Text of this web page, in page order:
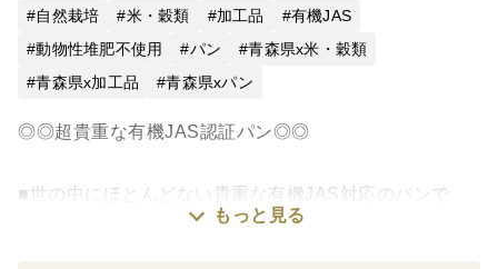
パンのスライス等指定しようとしているお客様へ
パンのスライス等指定すると新規で作らなければならなく
なるので、納期が遅れることがあります。ご了承くださ
また、スライス幅は〇〇㎜等、厚さを㎜で指定していただ
けると助かります。
切り相当：20㎜、ハード系は15㎜の依頼が多いです。
自然栽培 米・穀類 加工品
有機JAS
動物性堆肥不使用
パン
青森県x米・穀類
青森県x加工品
青森県xパン
◎◎超貴重な有機JAS認証パン◎◎
■世の中にほとんどない貴重な有機JAS対応のパンで
もっと見る